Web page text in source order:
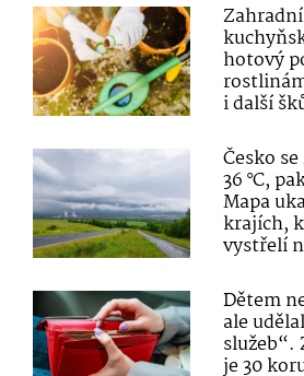
hotový
i další
Česko
36 °C,
Mapa
krajích,
vystřelí
Dětem
ale
služeb“.
je 30